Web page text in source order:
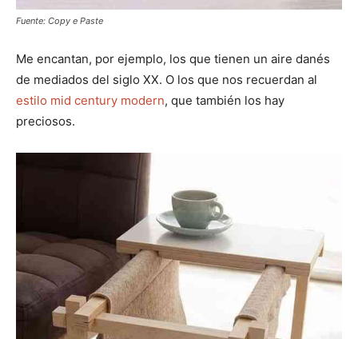
Fuente: Copy e Paste
Me encantan, por ejemplo, los que tienen un aire danés
de mediados del siglo XX. O los que nos recuerdan al
estilo mid century modern, que también los hay
preciosos.